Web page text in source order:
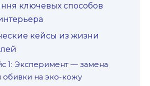
ключевых способов
кейсы из жизни
1: Эксперимент — замена
обивки на эко-кожу